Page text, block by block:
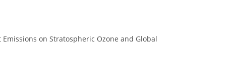
Emissions on Stratospheric Ozone and Global